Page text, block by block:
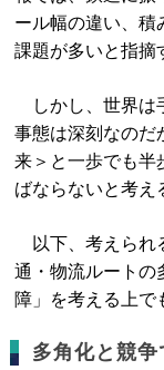
ール幅の違い、積
課題が多いと指摘
しかし、世界は
事態は深刻なのだ
来＞と一歩でも半
ばならないと考え
以下、考えられ
通・物流ルートの
障」を考える上で
多角化と競